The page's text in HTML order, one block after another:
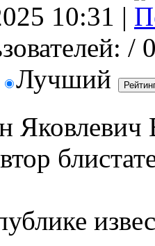
10:31 |
/
Лучший
Яковлевич